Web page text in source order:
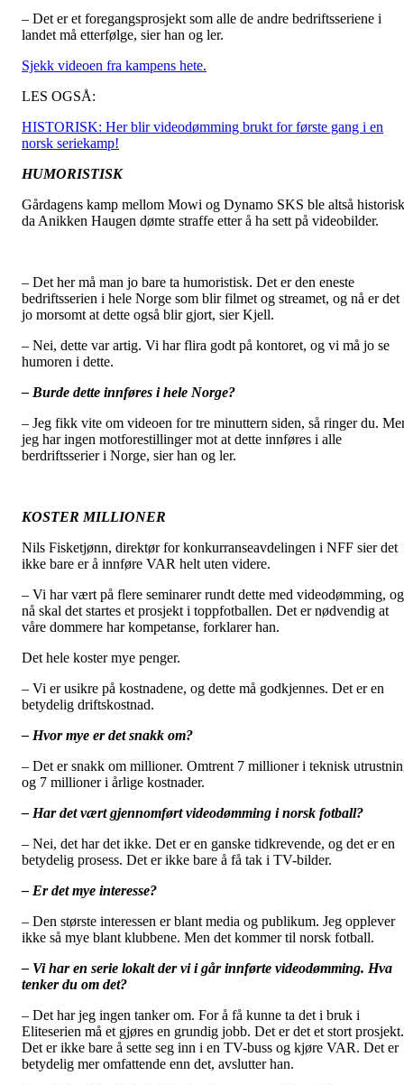
– Det er et foregangsprosjekt som alle de andre bedriftsseriene i
landet må etterfølge, sier han og ler.
Sjekk videoen fra kampens hete.
LES OGSÅ:
HISTORISK: Her blir videodømming brukt for første gang i en
norsk seriekamp!
HUMORISTISK
Gårdagens kamp mellom Mowi og Dynamo SKS ble altså historisk
da Anikken Haugen dømte straffe etter å ha sett på videobilder.
– Det her må man jo bare ta humoristisk. Det er den eneste
bedriftsserien i hele Norge som blir filmet og streamet, og nå er det
jo morsomt at dette også blir gjort, sier Kjell.
– Nei, dette var artig. Vi har flira godt på kontoret, og vi må jo se
humoren i dette.
– Burde dette innføres i hele Norge?
– Jeg fikk vite om videoen for tre minuttern siden, så ringer du.
jeg har ingen motforestillinger mot at dette innføres i alle
berdriftsserier i Norge, sier han og ler.
KOSTER MILLIONER
Nils Fisketjønn, direktør for konkurranseavdelingen i NFF sier det
ikke bare er å innføre VAR helt uten videre.
– Vi har vært på flere seminarer rundt dette med videodømming, og
nå skal det startes et prosjekt i toppfotballen. Det er nødvendig at
våre dommere har kompetanse, forklarer han.
Det hele koster mye penger.
– Vi er usikre på kostnadene, og dette må godkjennes. Det er en
betydelig driftskostnad.
– Hvor mye er det snakk om?
– Det er snakk om millioner. Omtrent 7 millioner i teknisk
og 7 millioner i årlige kostnader.
– Har det vært gjennomført videodømming i norsk fotball?
– Nei, det har det ikke. Det er en ganske tidkrevende, og det er en
betydelig prosess. Det er ikke bare å få tak i TV-bilder.
– Er det mye interesse?
– Den største interessen er blant media og publikum. Jeg opplever
ikke så mye blant klubbene. Men det kommer til norsk fotball.
– Vi har en serie lokalt der vi i går innførte videodømming. Hva
tenker du om det?
– Det har jeg ingen tanker om. For å få kunne ta det i bruk i
Eliteserien må et gjøres en grundig jobb. Det er det et stort prosjekt.
Det er ikke bare å sette seg inn i en TV-buss og kjøre VAR. Det er
betydelig mer omfattende enn det, avslutter han.